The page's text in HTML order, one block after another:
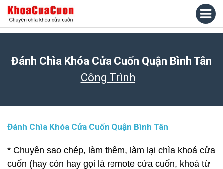
Đánh Chìa Khóa Cửa Cuốn Quận Bình Tân
Công Trình
Đánh Chìa Khóa Cửa Cuốn Quận Bình Tân
* Chuyên sao chép, làm thêm, làm lại chìa khoá cửa
cuốn (hay còn hay gọi là remote cửa cuốn, khoá từ